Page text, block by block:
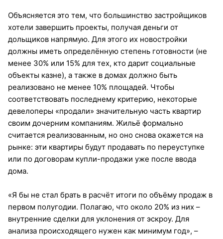
Объясняется это тем, что большинство застройщиков
хотели завершить проекты, получая деньги от
дольщиков напрямую. Для этого их новостройки
должны иметь определённую степень готовности (не
менее 30% или 15% для тех, кто дарит социальные
объекты казне), а также в домах должно быть
реализовано не менее 10% площадей. Чтобы
соответствовать последнему критерию, некоторые
девелоперы «продали» значительную часть квартир
своим дочерним компаниям. Жильё формально
считается реализованным, но оно снова окажется на
рынке: эти квартиры будут продавать по переуступке
или по договорам купли-продажи уже после ввода
дома.
«Я бы не стал брать в расчёт итоги по объёму продаж в
первом полугодии. Полагаю, что около 20% из них –
внутренние сделки для уклонения от эскроу. Для
анализа происходящего нужен как минимум год», –